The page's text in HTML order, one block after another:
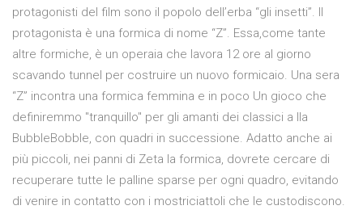
protagonisti del film sono il popolo dell’erba “gli insetti”. Il
protagonista è una formica di nome “Z”. Essa,come tante
altre formiche, è un operaia che lavora 12 ore al giorno
scavando tunnel per costruire un nuovo formicaio. Una sera
“Z” incontra una formica femmina e in poco Un gioco che
definiremmo "tranquillo" per gli amanti dei classici a lla
BubbleBobble, con quadri in successione. Adatto anche ai
più piccoli, nei panni di Zeta la formica, dovrete cercare di
recuperare tutte le palline sparse per ogni quadro, evitando
di venire in contatto con i mostriciattoli che le custodiscono.